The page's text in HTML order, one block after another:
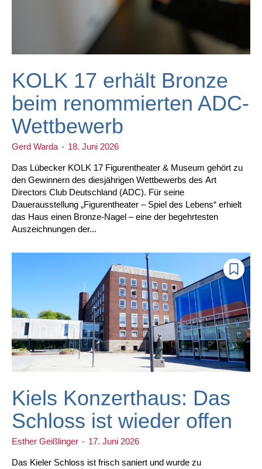
KOLK 17 erhält Bronze
beim renommierten ADC-
Wettbewerb
Gerd Warda - 18. Juni 2026
Das Lübecker KOLK 17 Figurentheater & Museum gehört zu
den Gewinnern des diesjährigen Wettbewerbs des Art
Directors Club Deutschland (ADC). Für seine
Dauerausstellung „Figurentheater – Spiel des Lebens“ erhielt
das Haus einen Bronze-Nagel – eine der begehrtesten
Auszeichnungen der...
Kiels Konzerthaus: Das
Schloss ist wieder offen
Esther Geißlinger - 17. Juni 2026
Das Kieler Schloss ist frisch saniert und wurde zu